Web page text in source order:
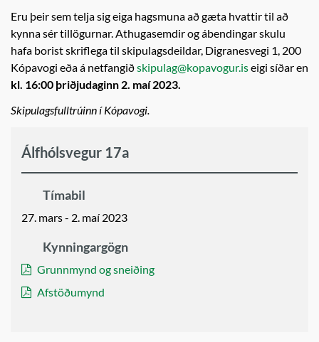
Eru þeir sem telja sig eiga hagsmuna að gæta hvattir til að
kynna sér tillögurnar. Athugasemdir og ábendingar skulu
hafa borist skriflega til skipulagsdeildar, Digranesvegi 1, 200
Kópavogi eða á netfangiðskipulag@kopavogur.iseigi síðar en
kl. 16:00 þriðjudaginn 2. maí 2023.
Skipulagsfulltrúinn í Kópavogi.
Álfhólsvegur 17a
Tímabil
27. mars - 2. maí 2023
Kynningargögn
Grunnmynd og sneiðing
Afstöðumynd